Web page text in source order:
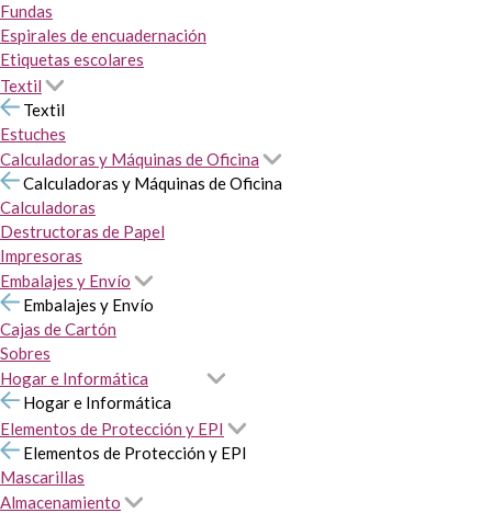
Fundas
Espirales de encuadernación
Etiquetas escolares
Textil
Textil
Estuches
Calculadoras y Máquinas de Oficina
Calculadoras y Máquinas de Oficina
Calculadoras
Destructoras de Papel
Impresoras
Embalajes y Envío
Embalajes y Envío
Cajas de Cartón
Sobres
Hogar e Informática
Hogar e Informática
Elementos de Protección y EPI
Elementos de Protección y EPI
Mascarillas
Almacenamiento